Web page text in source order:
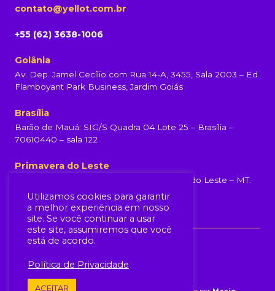
contato@yellot.com.br
+55 (62) 3638-1006
Goiânia
Av. Dep. Jamel Cecílio com Rua 14-A, 3455, Sala 2003 – Ed.
Flamboyant Park Business, Jardim Goiás
Brasília
Barão de Mauá: SIG/S Quadra 04 Lote 25 – Brasília –
70610440 – sala 122
Primavera do Leste
Rua Rondonópolis, 231, Centro, Primavera do Leste – MT.
(65) 99960-6839
Utilizamos cookies para garantir
a melhor experiência em nosso
site. Se você continuar a usar
este site, assumiremos que você
está de acordo.
Política de Privacidade
ACEITAR